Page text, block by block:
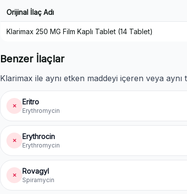
Orijinal İlaç Adı
Klarimax 250 MG Film Kaplı Tablet (14 Tablet)
Benzer İlaçlar
Klarimax ile aynı etken maddeyi içeren veya
✗ Eritro
Erythromycin
✗ Erythrocin
Erythromycin
✗ Rovagyl
Spiramycin